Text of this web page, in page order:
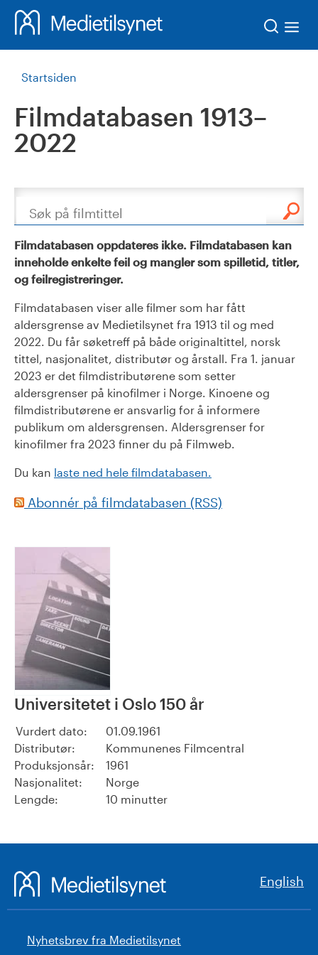
Startsiden
Filmdatabasen 1913–
2022
Søk
Filmdatabasen oppdateres ikke. Filmdatabasen kan
inneholde enkelte feil og mangler som spilletid, titler,
og feilregistreringer.
Filmdatabasen viser alle filmer som har fått
aldersgrense av Medietilsynet fra 1913 til og med
2022. Du får søketreff på både originaltittel, norsk
tittel, nasjonalitet, distributør og årstall. Fra 1. januar
2023 er det filmdistributørene som setter
aldersgrenser på kinofilmer i Norge. Kinoene og
filmdistributørene er ansvarlig for å informere
publikum om aldersgrensen. Aldersgrenser for
kinofilmer fra 2023 finner du på Filmweb.
Du kan laste ned hele filmdatabasen.
Abonnér på filmdatabasen (RSS)
Universitetet i Oslo 150 år
Vurdert dato:
01.09.1961
Distributør:
Kommunenes Filmcentral
Produksjonsår:
1961
Nasjonalitet:
Norge
Lengde:
10 minutter
English
Nyhetsbrev fra Medietilsynet